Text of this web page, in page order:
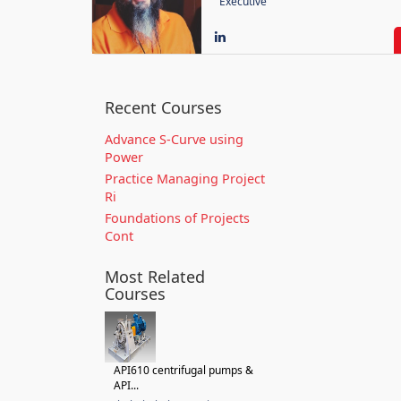
Recent Courses
Advance S-Curve using
Power
Practice Managing Project
Ri
Foundations of Projects
Cont
Most Related
Courses
API610 centrifugal pumps &
API...